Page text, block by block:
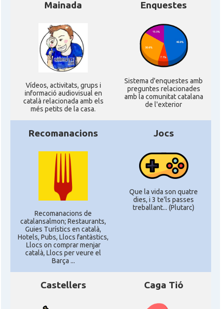
Mainada
Ví­deos, activitats, grups i
informació audiovisual en
català relacionada amb els
més petits de la casa.
Enquestes
Sistema d'enquestes amb
preguntes relacionades
amb la comunitat catalana
de l'exterior
Recomanacions
Recomanacions de
catalansalmon; Restaurants,
Guies Turístics en català,
Hotels, Pubs, Llocs fantàstics,
Llocs on comprar menjar
català, Llocs per veure el
Barça ...
Jocs
Que la vida son quatre
dies, i 3 te'ls passes
treballant... (Plutarc)
Castellers Caga Tió